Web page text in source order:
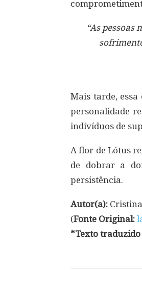
“As pessoas
Mais tarde,
personalidade
indivíduos de
A flor de Lótus
de dobrar a
persistência.
Autor(a):
(Fonte Original:
*Texto traduzido